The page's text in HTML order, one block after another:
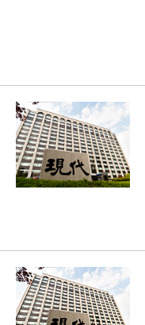
N
)